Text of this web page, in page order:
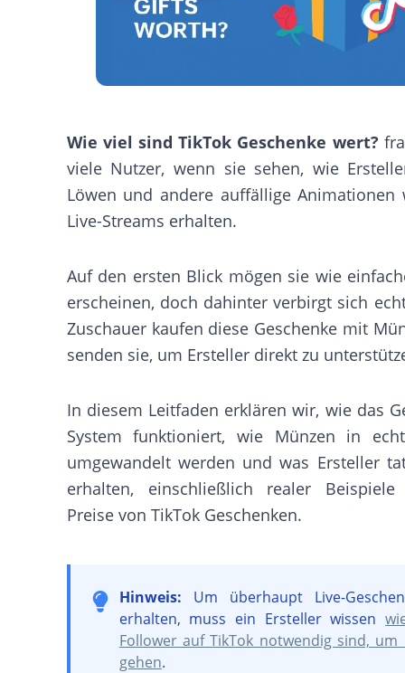
Wie viel sind TikTok Geschenke wert?
viele Nutzer, wenn sie sehen, wie
Löwen und andere auffällige Animationen
Live-Streams erhalten.
Auf den ersten Blick mögen sie wie
erscheinen, doch dahinter verbirgt sich
Zuschauer kaufen diese Geschenke mit
senden sie, um Ersteller direkt zu
In diesem Leitfaden erklären wir, wie das
System funktioniert, wie Münzen in
umgewandelt werden und was Ersteller
erhalten, einschließlich realer
Preise von TikTok Geschenken.
Hinweis: Um überhaupt Live-
erhalten, muss ein Ersteller wissen
Follower auf TikTok notwendig sind, um
gehen.